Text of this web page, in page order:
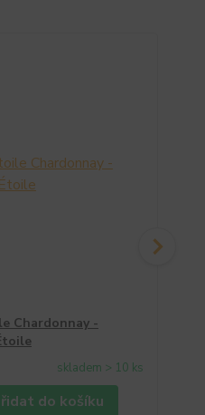
Chardonnay -
skladem > 10 ks
do košíku